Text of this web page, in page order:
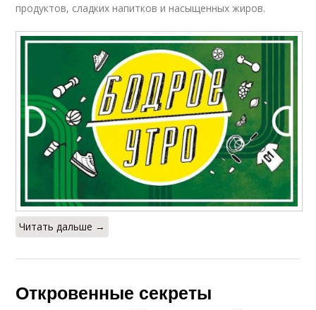
продуктов, сладких напитков и насыщенных жиров.
Читать дальше →
Откровенные секреты